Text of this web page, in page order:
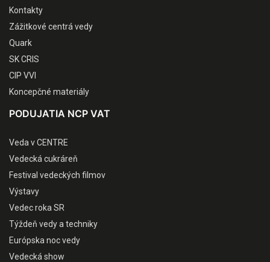
Kontakty
Zážitkové centrá vedy
Quark
SK CRIS
CIP VVI
Koncepčné materiály
PODUJATIA NCP VAT
Veda v CENTRE
Vedecká cukráreň
Festival vedeckých filmov
Výstavy
Vedec roka SR
Týždeň vedy a techniky
Európska noc vedy
Vedecká show